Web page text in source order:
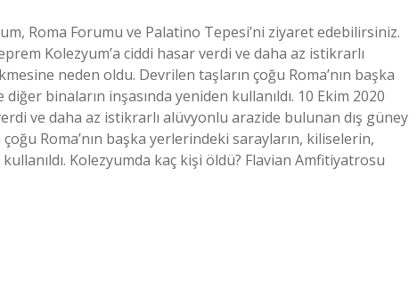
Roma Forumu ve Palatino Tepesi’ni ziyaret edebilirsiniz.
Kolezyum’a ciddi hasar verdi ve daha az istikrarlı
neden oldu. Devrilen taşların çoğu Roma’nın başka
binaların inşasında yeniden kullanıldı. 10 Ekim 2020
ve daha az istikrarlı alüvyonlu arazide bulunan dış güney
Roma’nın başka yerlerindeki sarayların, kiliselerin,
Kolezyumda kaç kişi öldü? Flavian Amfitiyatrosu